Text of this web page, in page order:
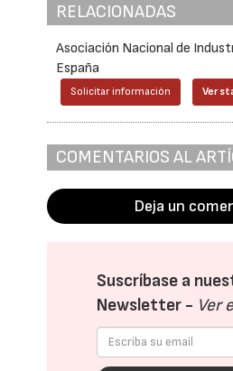
RELACIONADAS
Asociación Nacional de
España
Solicitar información Ver
COMENTARIOS AL
Deja un
Suscríbase a
Newsletter - Ver